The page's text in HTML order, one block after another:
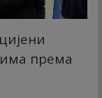
има према